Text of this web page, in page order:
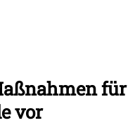
für
vor